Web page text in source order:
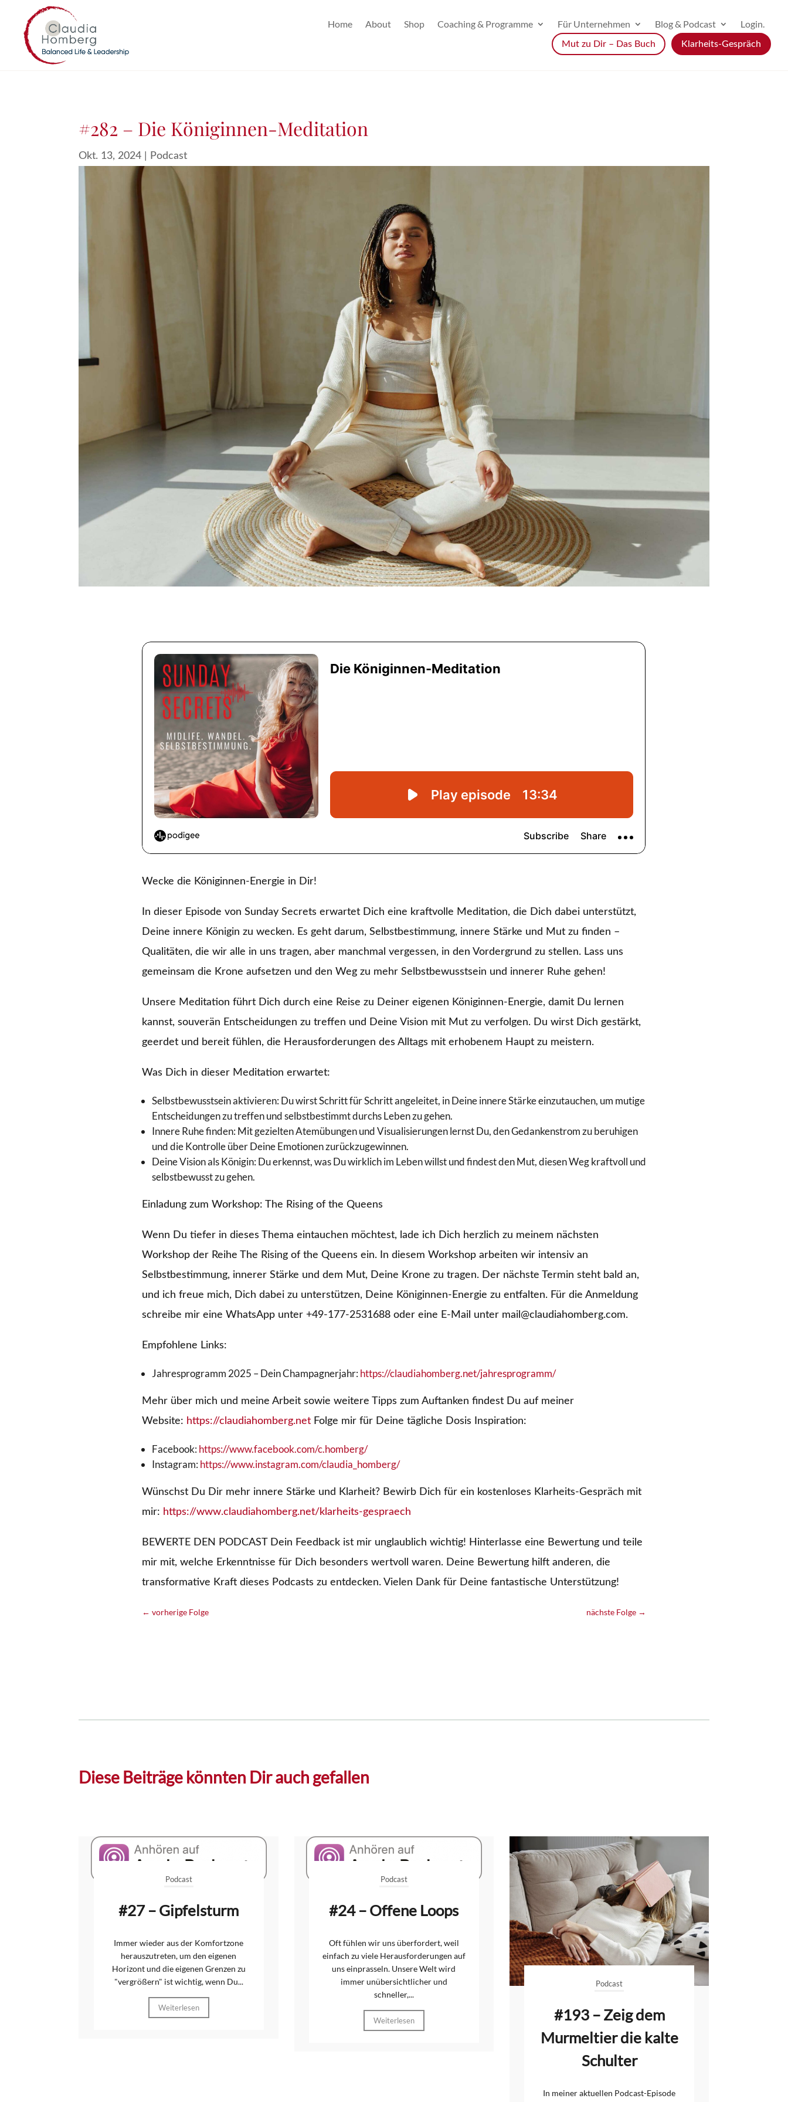
Home About Shop Coaching & Programme Für Unternehmen Blog & Podcast Login.
Mut zu Dir – Das Buch Klarheits-Gespräch
#282 – Die Königinnen-Meditation
Okt. 13, 2024 Podcast
Wecke die Königinnen-Energie in Dir!
In dieser Episode von Sunday Secrets erwartet Dich eine kraftvolle Meditation, die Dich dabei unterstützt,
Deine innere Königin zu wecken. Es geht darum, Selbstbestimmung, innere Stärke und Mut zu finden –
Qualitäten, die wir alle in uns tragen, aber manchmal vergessen, in den Vordergrund zu stellen. Lass uns
gemeinsam die Krone aufsetzen und den Weg zu mehr Selbstbewusstsein und innerer Ruhe gehen!
Unsere Meditation führt Dich durch eine Reise zu Deiner eigenen Königinnen-Energie, damit Du lernen
kannst, souverän Entscheidungen zu treffen und Deine Vision mit Mut zu verfolgen. Du wirst Dich gestärkt,
geerdet und bereit fühlen, die Herausforderungen des Alltags mit erhobenem Haupt zu meistern.
Was Dich in dieser Meditation erwartet:
Selbstbewusstsein aktivieren: Du wirst Schritt für Schritt angeleitet, in Deine innere Stärke einzutauchen, um mutige
Entscheidungen zu treffen und selbstbestimmt durchs Leben zu gehen.
Innere Ruhe finden: Mit gezielten Atemübungen und Visualisierungen lernst Du, den Gedankenstrom zu beruhigen
und die Kontrolle über Deine Emotionen zurückzugewinnen.
Deine Vision als Königin: Du erkennst, was Du wirklich im Leben willst und findest den Mut, diesen Weg kraftvoll und
selbstbewusst zu gehen.
Einladung zum Workshop: The Rising of the Queens
Wenn Du tiefer in dieses Thema eintauchen möchtest, lade ich Dich herzlich zu meinem nächsten
Workshop der Reihe The Rising of the Queens ein. In diesem Workshop arbeiten wir intensiv an
Selbstbestimmung, innerer Stärke und dem Mut, Deine Krone zu tragen. Der nächste Termin steht bald an,
und ich freue mich, Dich dabei zu unterstützen, Deine Königinnen-Energie zu entfalten. Für die Anmeldung
schreibe mir eine WhatsApp unter +49-177-2531688 oder eine E-Mail unter mail@claudiahomberg.com.
Empfohlene Links:
Jahresprogramm 2025 – Dein Champagnerjahr: https://claudiahomberg.net/jahresprogramm/
Mehr über mich und meine Arbeit sowie weitere Tipps zum Auftanken findest Du auf meiner
Website: https://claudiahomberg.netFolge mir für Deine tägliche Dosis Inspiration:
Facebook: https://www.facebook.com/c.homberg/
Instagram: https://www.instagram.com/claudia_homberg/
Wünschst Du Dir mehr innere Stärke und Klarheit? Bewirb Dich für ein kostenloses Klarheits-Gespräch mit
mir: https://www.claudiahomberg.net/klarheits-gespraech
BEWERTE DEN PODCAST Dein Feedback ist mir unglaublich wichtig! Hinterlasse eine Bewertung und teile
mir mit, welche Erkenntnisse für Dich besonders wertvoll waren. Deine Bewertung hilft anderen, die
transformative Kraft dieses Podcasts zu entdecken. Vielen Dank für Deine fantastische Unterstützung!
← vorherige Folge nächste Folge →
Diese Beiträge könnten Dir auch gefallen
Podcast
#27 – Gipfelsturm
Immer wieder aus der Komfortzone
herauszutreten, um den eigenen
Horizont und die eigenen Grenzen zu
"vergrößern" ist wichtig, wenn Du...
Weiterlesen
Podcast
#24 – Offene Loops
Oft fühlen wir uns überfordert, weil
einfach zu viele Herausforderungen auf
uns einprasseln. Unsere Welt wird
immer unübersichtlicher und
schneller,...
Weiterlesen
Podcast
#193 – Zeig dem
Murmeltier die kalte
Schulter
In meiner aktuellen Podcast-Episode